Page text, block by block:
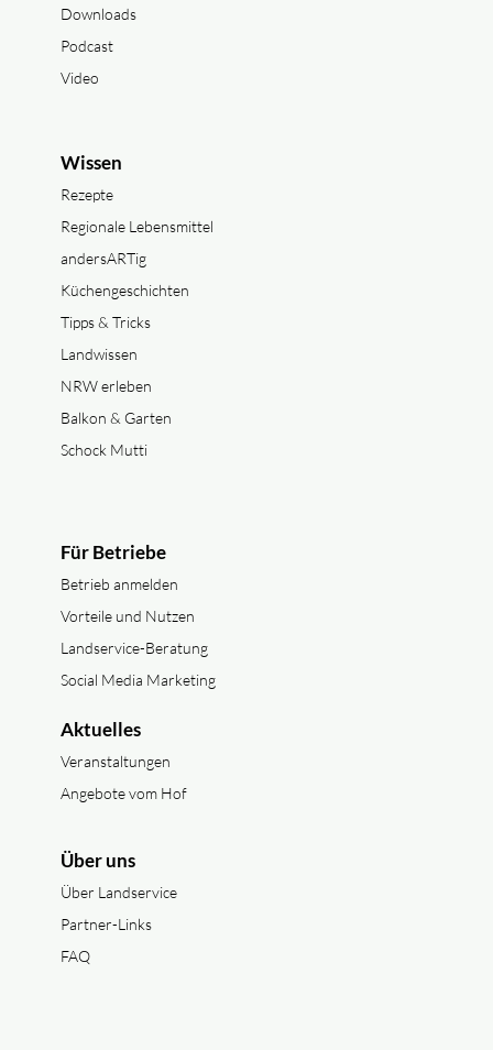
Downloads
Podcast
Video
Wissen
Rezepte
Regionale Lebensmittel
andersARTig
Küchengeschichten
Tipps & Tricks
Landwissen
NRW erleben
Balkon & Garten
Schock Mutti
Für Betriebe
Betrieb anmelden
Vorteile und Nutzen
Landservice-Beratung
Social Media Marketing
Aktuelles
Veranstaltungen
Angebote vom Hof
Über uns
Über Landservice
Partner-Links
FAQ